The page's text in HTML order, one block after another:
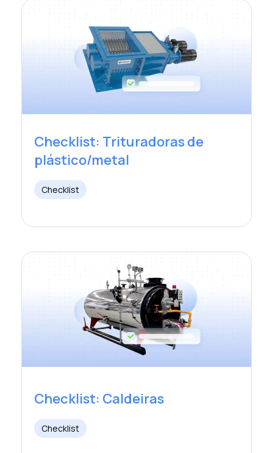
Checklist: Trituradoras de
plástico/metal
Checklist
Checklist: Caldeiras
Checklist